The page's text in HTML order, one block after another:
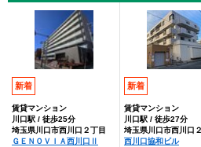
新着
賃貸マンション
川口駅 / 徒歩25分
埼玉県川口市西川口２丁目
ＧＥＮＯＶＩＡ西川口Ⅱ
新着
賃貸マンション
川口駅 / 徒歩27分
埼玉県川口市西川口
西川口協和ビル